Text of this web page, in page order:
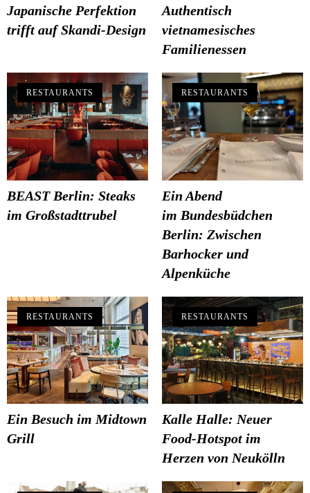
Japanische Perfektion
trifft auf Skandi-Design
Authentisch
vietnamesisches
Familienessen
RESTAURANTS
BEAST Berlin: Steaks
im Großstadttrubel
RESTAURANTS
Ein Abend
im Bundesbüdchen
Berlin: Zwischen
Barhocker und
Alpenküche
RESTAURANTS
Ein Besuch im Midtown
Grill
RESTAURANTS
Kalle Halle: Neuer
Food-Hotspot im
Herzen von Neukölln